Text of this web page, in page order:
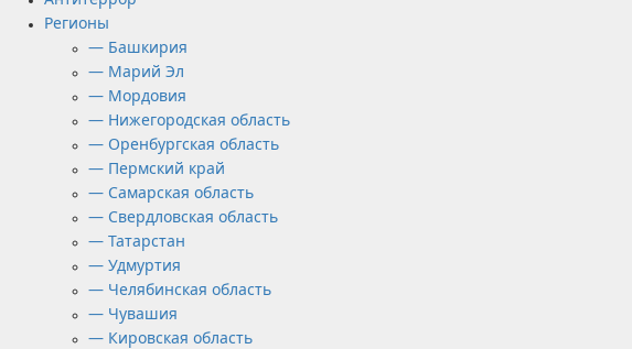
Регионы
— Башкирия
— Марий Эл
— Мордовия
— Нижегородская область
— Оренбургская область
— Пермский край
— Самарская область
— Свердловская область
— Татарстан
— Удмуртия
— Челябинская область
— Чувашия
— Кировская область